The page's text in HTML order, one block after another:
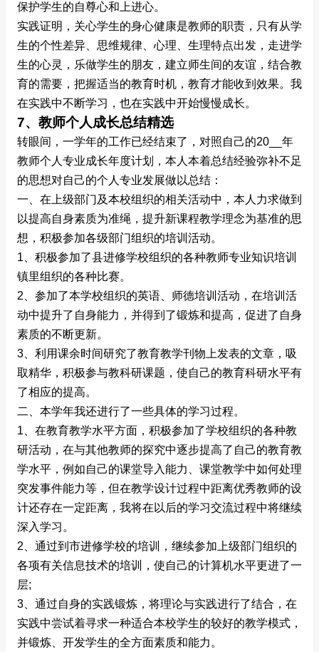
保护学生的自尊心和上进心。
实践证明，关心学生的身心健康是教师的职责，只有从学
生的个性差异、思维规律、心理、生理特点出发，走进学
生的心灵，乐做学生的朋友，建立师生间的友谊，结合教
育的需要，把握适当的教育时机，教育才能收到效果。我
在实践中不断学习，也在实践中开始慢慢成长。
7、教师个人成长总结精选
转眼间，一学年的工作已经结束了，对照自己的20__年
教师个人专业成长年度计划，本人本着总结经验弥补不足
的思想对自己的个人专业发展做以总结：
一、在上级部门及本校组织的相关活动中，本人力求做到
以提高自身素质为准绳，提升新课程教学理念为基准的思
想，积极参加各级部门组织的培训活动。
1、积极参加了县进修学校组织的各种教师专业知识培训
镇里组织的各种比赛。
2、参加了本学校组织的英语、师德培训活动，在培训活
动中提升了自身能力，并得到了锻炼和提高，促进了自身
素质的不断更新。
3、利用课余时间研究了教育教学刊物上发表的文章，吸
取精华，积极参与教科研课题，使自己的教育科研水平有
了相应的提高。
二、本学年我还进行了一些具体的学习过程。
1、在教育教学水平方面，积极参加了学校组织的各种教
研活动，在与其他教师的探究中逐步提高了自己的教育教
学水平，例如自己的课堂导入能力、课堂教学中如何处理
突发事件能力等，但在教学设计过程中距离优秀教师的设
计还存在一定距离，我将在以后的学习交流过程中将继续
深入学习。
2、通过到市进修学校的培训，继续参加上级部门组织的
各项有关信息技术的培训，使自己的计算机水平更进了一
层;
3、通过自身的实践锻炼，将理论与实践进行了结合，在
实践中尝试着寻求一种适合本校学生的较好的教学模式，
并锻炼、开发学生的全方面素质和能力。